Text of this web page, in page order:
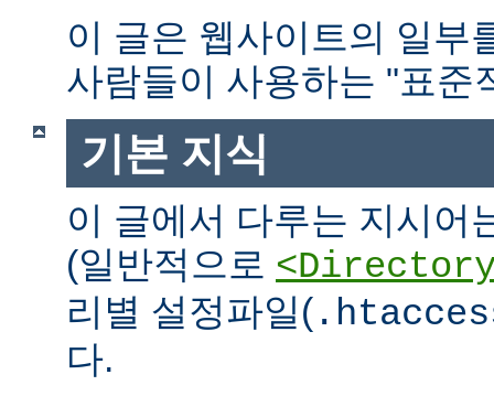
이 글은 웹사이트의 일부
사람들이 사용하는 "표준
기본 지식
이 글에서 다루는 지시어
(일반적으로
리별 설정파일(
다.